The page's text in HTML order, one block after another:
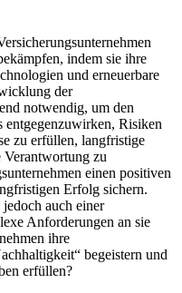
indem sie ihre
und erneuerbare
der
notwendig, um den
entgegenzuwirken, Risiken
zu erfüllen, langfristige
Verantwortung zu
einen positiven
Erfolg sichern.
auch einer
Anforderungen an sie
ihre
begeistern und
erfüllen?